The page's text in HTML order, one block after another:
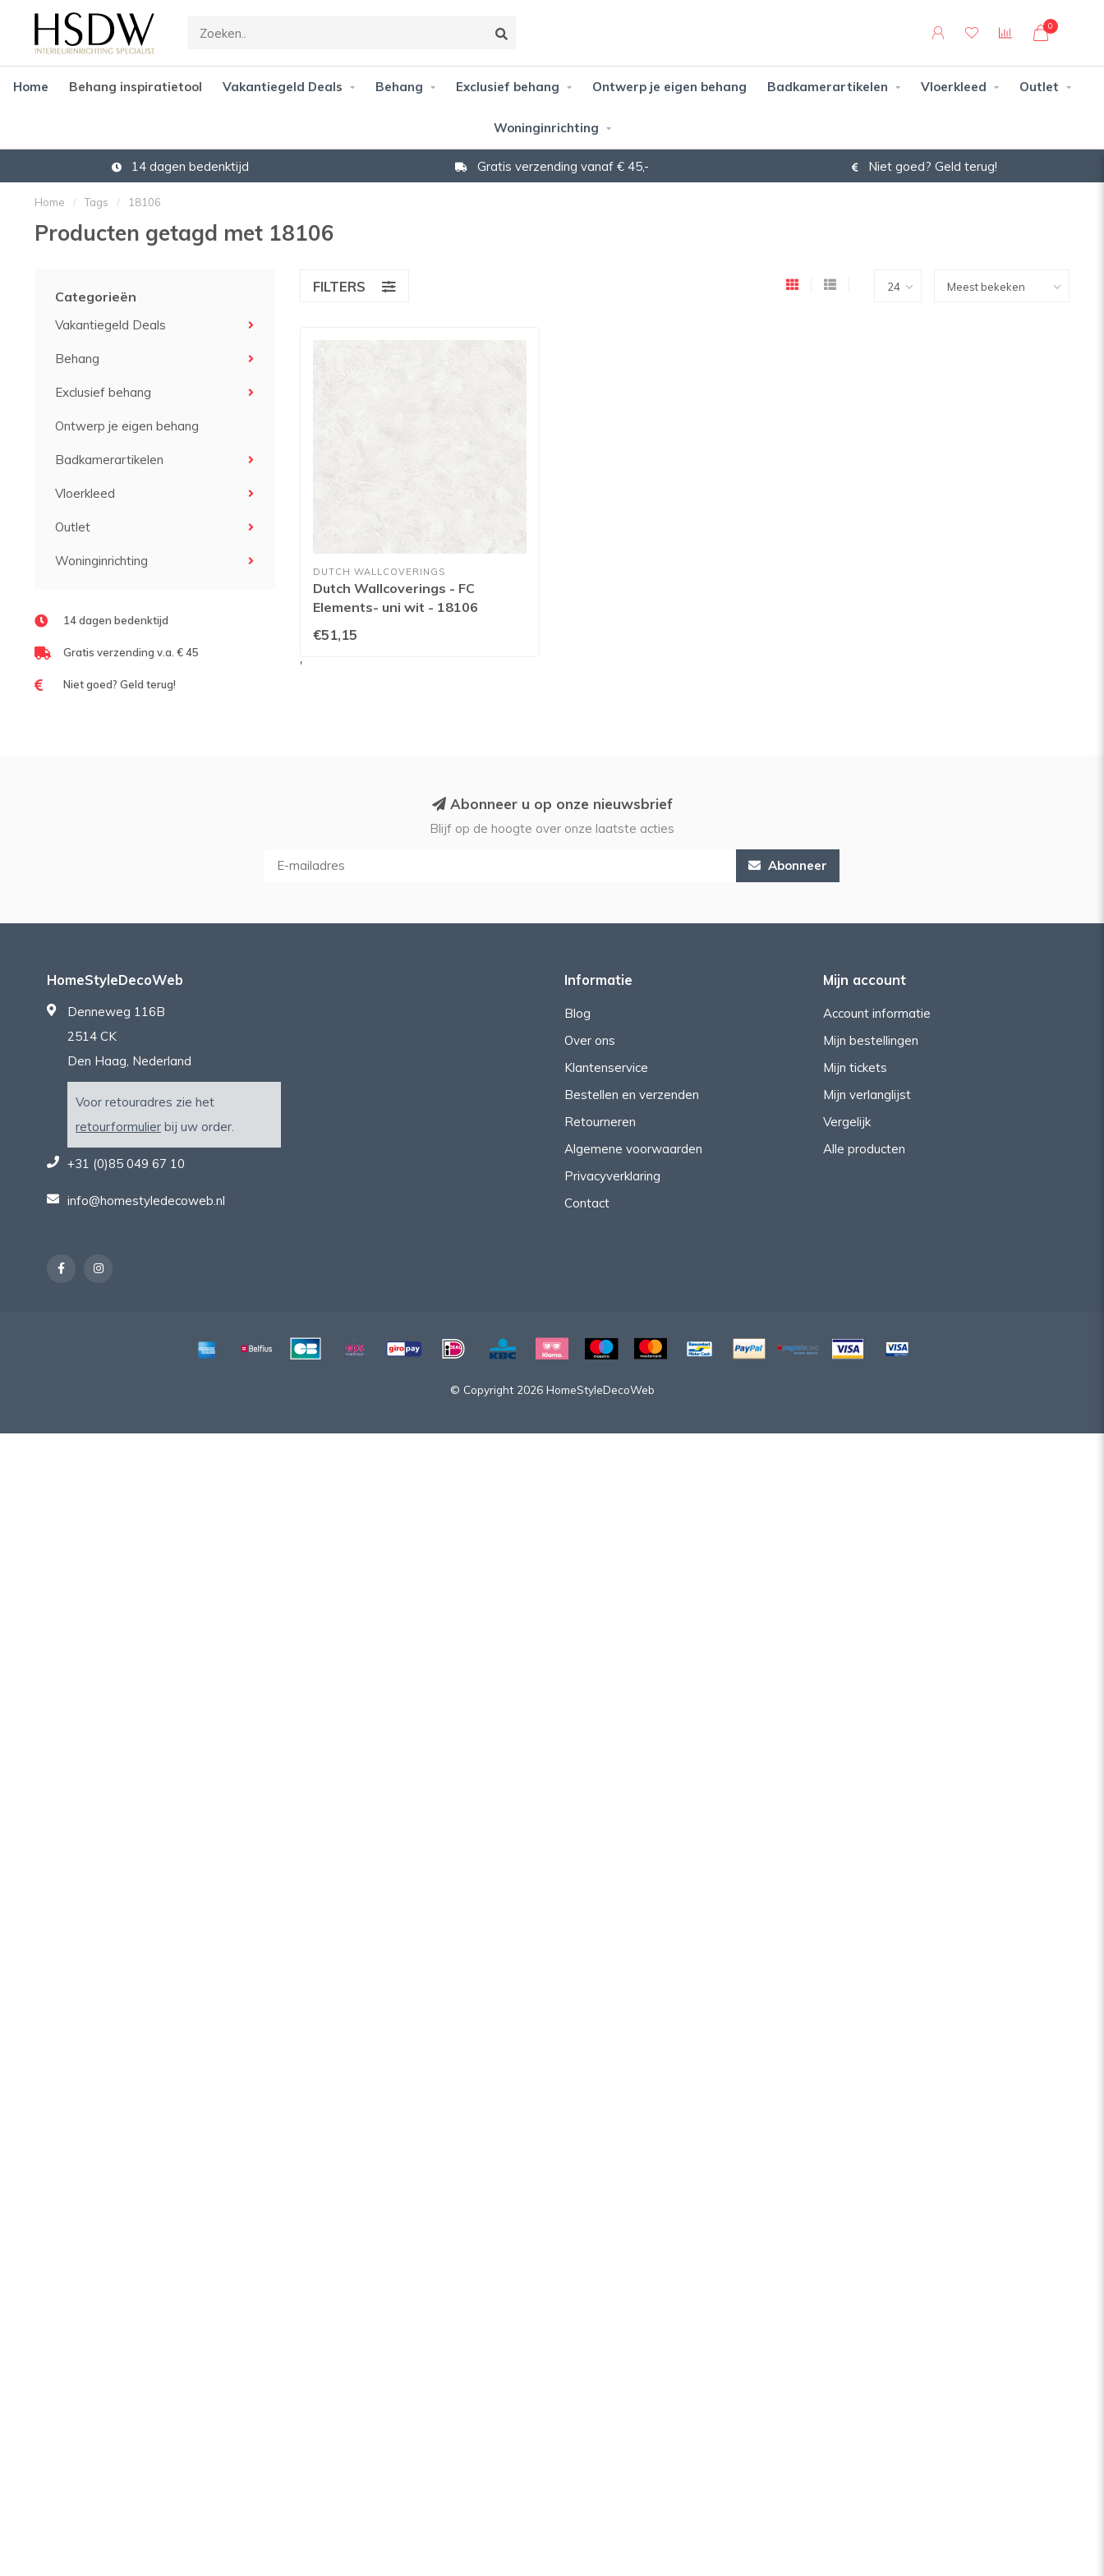
0
Home Behang inspiratietool Vakantiegeld Deals Behang Exclusief behang Ontwerp je eigen behang Badkamerartikelen Vloerkleed Outlet
Woninginrichting
14 dagen bedenktijd Gratis verzending vanaf € 45,- Niet goed? Geld terug!
Home / Tags / 18106
Producten getagd met 18106
Categorieën
Vakantiegeld Deals
Behang
Exclusief behang
Ontwerp je eigen behang
Badkamerartikelen
Vloerkleed
Outlet
Woninginrichting
14 dagen bedenktijd
Gratis verzending v.a. € 45
Niet goed? Geld terug!
FILTERS
DUTCH WALLCOVERINGS
Dutch Wallcoverings - FC
Elements- uni wit - 18106
€51,15
'
Abonneer u op onze nieuwsbrief
Blijf op de hoogte over onze laatste acties
Abonneer
HomeStyleDecoWeb
Denneweg 116B
2514 CK
Den Haag, Nederland
Voor retouradres zie het
retourformulier bij uw order.
+31 (0)85 049 67 10
info@homestyledecoweb.nl
Informatie
Blog
Over ons
Klantenservice
Bestellen en verzenden
Retourneren
Algemene voorwaarden
Privacyverklaring
Contact
Mijn account
Account informatie
Mijn bestellingen
Mijn tickets
Mijn verlanglijst
Vergelijk
Alle producten
© Copyright 2026 HomeStyleDecoWeb